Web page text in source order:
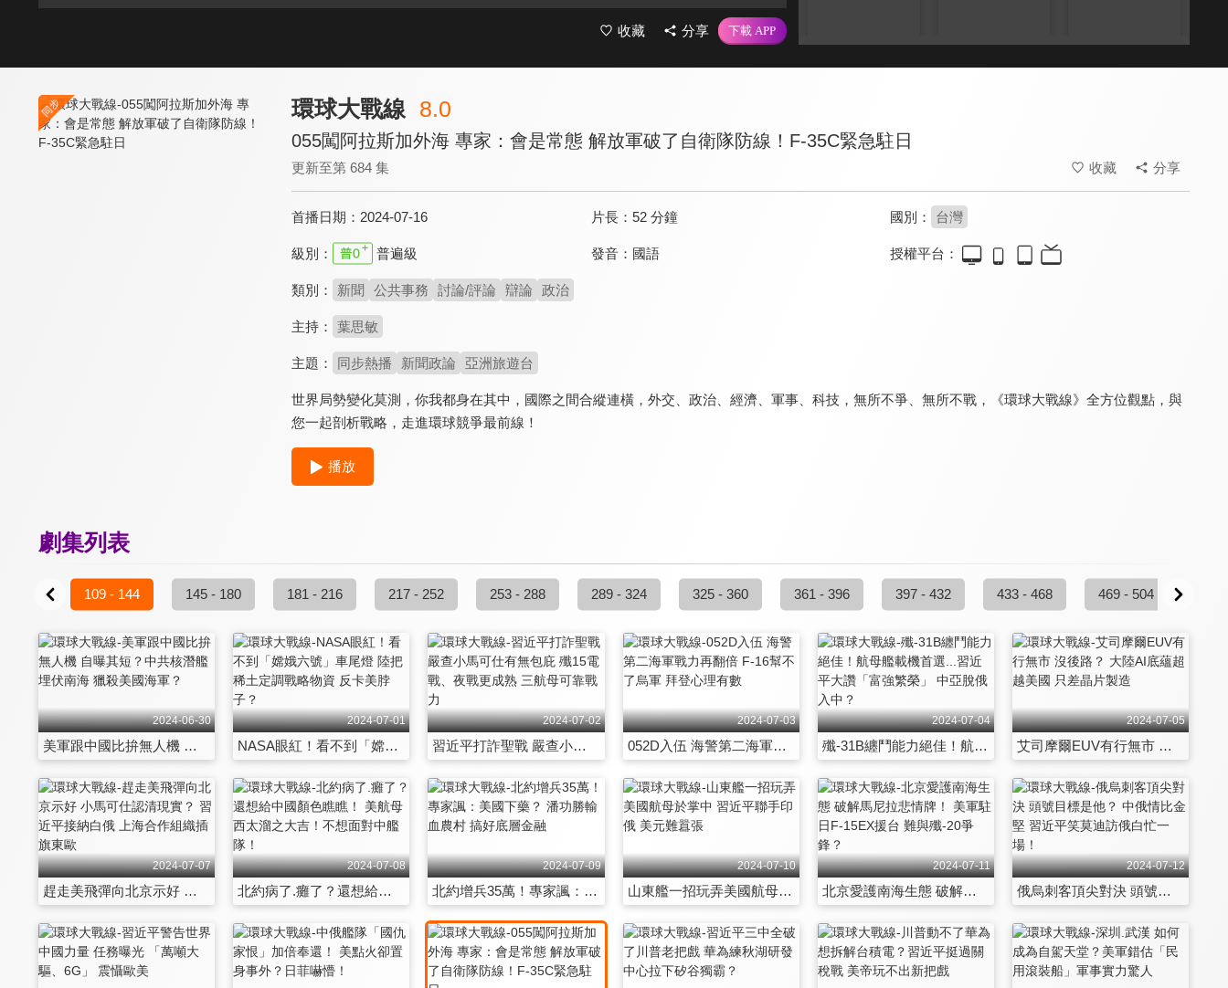
收藏 分享
環球大戰線 8.0
055闖阿拉斯加外海 專家：會是常態 解放軍破了自衛隊防線！F-35C緊急駐日
更新至第 684 集 收藏 分享
首播日期： 2024-07-16 片長： 52 分鐘 國別： 台灣
級別： 普遍級 發音： 國語 授權平台：
類別： 新聞 公共事務 討論/評論 辯論 政治
主持： 葉思敏
主題： 同步熱播 新聞政論 亞洲旅遊台
世界局勢變化莫測，你我都身在其中，國際之間合縱連橫，外交、政治、經濟、軍事、科技，無所不爭、無所不戰，《環球大戰線》全方位觀點，與
您一起剖析戰略，走進環球競爭最前線！
播放
劇集列表
109 - 144 145 - 180 181 - 216 217 - 252 253 - 288 289 - 324 325 - 360 361 - 396 397 - 432 433 - 468 469 - 504
2024-06-30
美軍跟中國比拚無人機 自曝其短？中共核潛艦埋伏南海 獵殺美國海軍？
2024-07-01
NASA眼紅！看不到「嫦娥六號」車尾燈 陸把稀土定調戰略物資 反卡美脖子？
2024-07-02
習近平打詐聖戰 嚴查小馬可仕有無包庇 殲15電戰、夜戰更成熟 三航母可靠戰力
2024-07-03
052D入伍 海警第二海軍戰力再翻倍 F-16幫不了烏軍 拜登心理有數
2024-07-04
殲-31B纏鬥能力絕佳！航母艦載機首選...習近平大讚「富強繁榮」 中亞脫俄入中？
2024-07-05
艾司摩爾EUV有行無市 沒後路？ 大陸AI底蘊超越美國 只差晶片製造
2024-07-07
趕走美飛彈向北京示好 小馬可仕認清現實？ 習近平接納白俄 上海合作組織插旗東歐
2024-07-08
北約病了.癱了？還想給中國顏色瞧瞧！ 美航母西太溜之大吉！不想面對中艦隊！
2024-07-09
北約增兵35萬！專家諷：美國下藥？ 潘功勝輸血農村 搞好底層金融
2024-07-10
山東艦一招玩弄美國航母於掌中 習近平聯手印俄 美元難囂張
2024-07-11
北京愛護南海生態 破解馬尼拉悲情牌！ 美軍駐日F-15EX援台 難與殲-20爭鋒？
2024-07-12
俄烏刺客頂尖對決 頭號目標是他？ 中俄情比金堅 習近平笑莫迪訪俄白忙一場！